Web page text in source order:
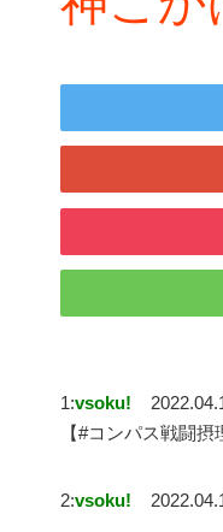
1:vsoku!
【#コンパス戦闘
2:vsoku!